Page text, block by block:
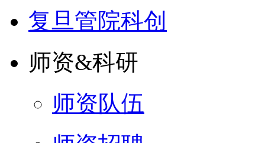
复旦管院科创
师资&科研
师资队伍